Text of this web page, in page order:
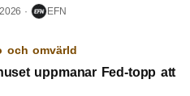
EFN
och omvärld
uppmanar Fed-topp att